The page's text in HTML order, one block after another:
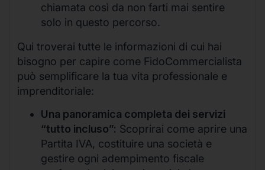
chiamata così da non farti mai sentire
solo in questo percorso.
Qui troverai tutte le informazioni di cui hai
bisogno per capire come FidoCommercialista
può semplificare la tua vita professionale e
imprenditoriale:
Una panoramica completa dei servizi
“tutto incluso”: Scoprirai come aprire una
Partita IVA, costituire una società e
gestire ogni adempimento fiscale